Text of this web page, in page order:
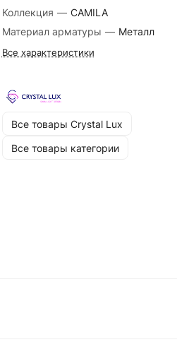
Коллекция — CAMILA
Материал арматуры — Металл
Все характеристики
Все товары Crystal Lux
Все товары категории